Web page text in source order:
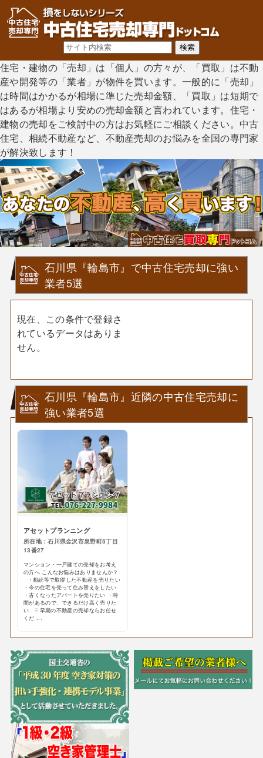
住宅・建物の「売却」は「個人」の方々が、「買取」は不動
産や開発等の「業者」が物件を買います。一般的に「売却」
は時間はかかるが相場に準じた売却金額、「買取」は短期で
はあるが相場より安めの売却金額と言われています。住宅・
建物の売却をご検討中の方はお気軽にご相談ください。中古
住宅、相続不動産など、不動産売却のお悩みを全国の専門家
が解決致します！
石川県『輪島市』で中古住宅売却に強い
業者5選
現在、この条件で登録さ
れているデータはありま
せん。
石川県『輪島市』近隣の中古住宅売却に
強い業者5選
アセットプランニング
所在地：石川県金沢市泉野町5丁目
13番27
マンション・一戸建ての売却をお考え
の方へ こんなお悩みはありませんか？
・相続等で取得した不動産を売りたい
・今の住宅を売って住み替えをしたい
・古くなったアパートを売りたい ・時
間があるので、できるだけ高く売りた
い ☟ 早期の不動産の売却ならお任せ
くだ ...